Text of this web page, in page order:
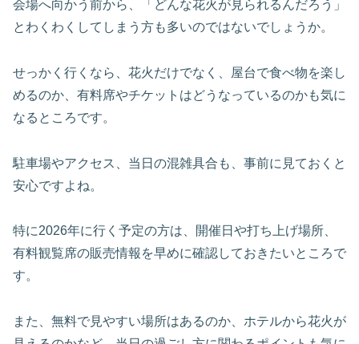
会場へ向かう前から、「どんな花火が見られるんだろう」
とわくわくしてしまう方も多いのではないでしょうか。
せっかく行くなら、花火だけでなく、屋台で食べ物を楽し
めるのか、有料席やチケットはどうなっているのかも気に
なるところです。
駐車場やアクセス、当日の混雑具合も、事前に見ておくと
安心ですよね。
特に2026年に行く予定の方は、開催日や打ち上げ場所、
有料観覧席の販売情報を早めに確認しておきたいところで
す。
また、無料で見やすい場所はあるのか、ホテルから花火が